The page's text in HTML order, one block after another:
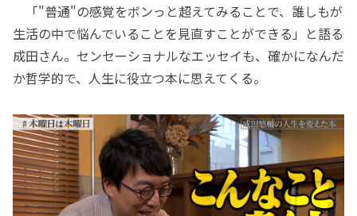
「"普通"の感覚をボンっと超えてみることで、誰しもが
生活の中で悩んでいることを見直すことができる」と語る
成田さん。センセーショナルなエッセイも、確かになんだ
か哲学的で、人生に役立つ本に思えてくる。